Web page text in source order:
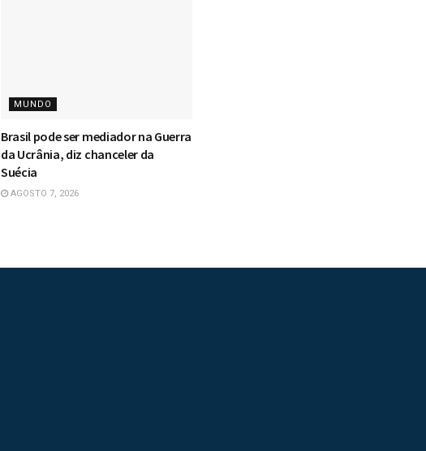
MUNDO
Brasil pode ser mediador na Guerra
da Ucrânia, diz chanceler da
Suécia
AGOSTO 7, 2026